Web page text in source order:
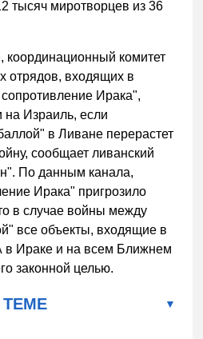
тысяч миротворцев из 36
, координационный комитет
отрядов, входящих в
Ирака",
на Израиль, если
в Ливане перерастет
сообщает ливанский
По данным канала,
Ирака" пригрозило
в случае войны между
все объекты, входящие в
Ираке и на всем Ближнем
законной целью.